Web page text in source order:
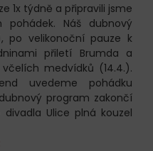
1x týdně a připravili jsme
Náš dubnový
po velikonoční pauze k
přiletí Brumda a
medvídků (14.4.).
uvedeme pohádku
program zakončí
Ulice plná kouzel